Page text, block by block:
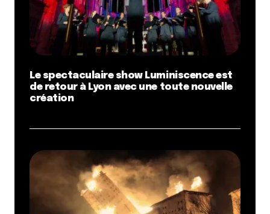
Le spectaculaire show Luminiscence est
de retour à Lyon avec une toute nouvelle
création